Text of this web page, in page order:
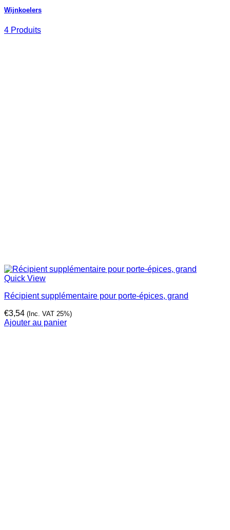
Wijnkoelers
4 Produits
Quick View
Récipient supplémentaire pour porte-épices, grand
€3,54 (Inc. VAT 25%)
Ajouter au panier